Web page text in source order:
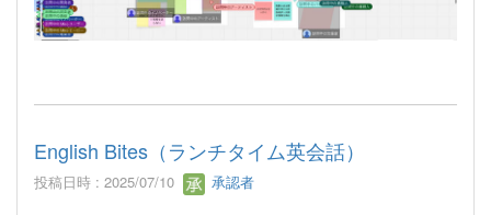
English Bites（ランチタイム英会話）
投稿日時 : 2025/07/10 承認者